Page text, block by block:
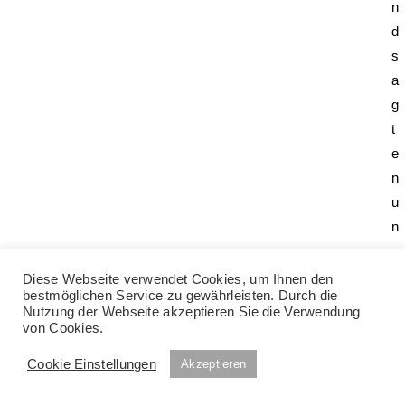
n
d
s
a
g
t
e
n
u
n
Diese Webseite verwendet Cookies, um Ihnen den
bestmöglichen Service zu gewährleisten. Durch die
Nutzung der Webseite akzeptieren Sie die Verwendung
von Cookies.
Cookie Einstellungen Akzeptieren